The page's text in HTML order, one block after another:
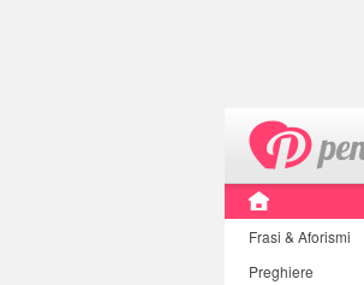
Frasi & Aforismi
Preghiere